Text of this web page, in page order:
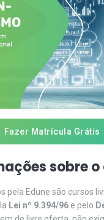
Fazer Matrícula Grátis
sobre o
pela Edune são cursos
Lei nº 9.394/96 e pelo